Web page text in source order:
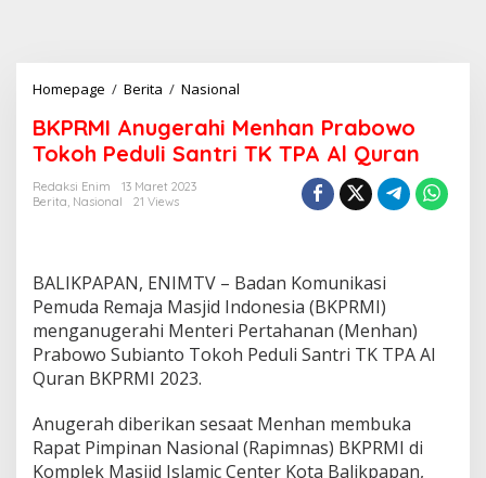
Homepage / Berita / Nasional
P
R
M
e
r
a
h
i
n
h
a
BKPRMI Anugerahi Menhan Prabowo
Tokoh Peduli Santri TK TPA Al Quran
Redaksi Enim
13 Maret 2023
Berita, Nasional 21 Views
BALIKPAPAN, ENIMTV – Badan Komunikasi
Pemuda Remaja Masjid Indonesia (BKPRMI)
menganugerahi Menteri Pertahanan (Menhan)
Prabowo Subianto Tokoh Peduli Santri TK TPA Al
Quran BKPRMI 2023.
Anugerah diberikan sesaat Menhan membuka
Rapat Pimpinan Nasional (Rapimnas) BKPRMI di
Komplek Masjid Islamic Center Kota Balikpapan,